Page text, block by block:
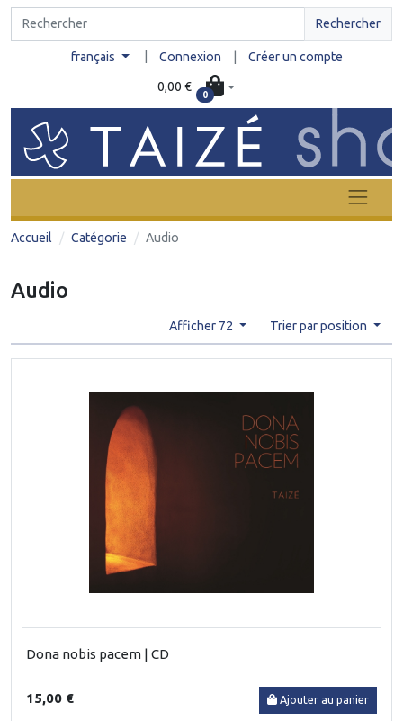
Rechercher
français Connexion Créer un compte
0,00 €
0
Accueil Catégorie Audio
Audio
Afficher 72 Trier par position
Dona nobis pacem | CD
15,00 € Ajouter au panier